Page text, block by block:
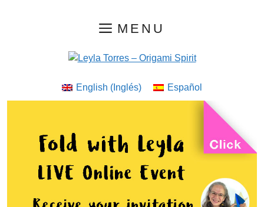
MENU
English ( Inglés) Español